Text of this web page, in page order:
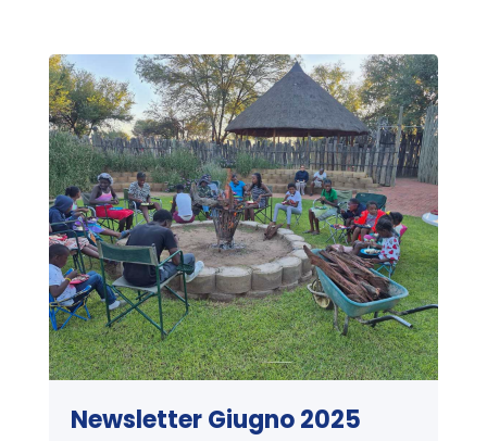
Newsletter Giugno 2025